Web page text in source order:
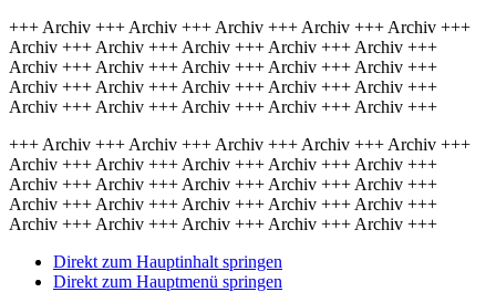
+++ Archiv +++ Archiv +++ Archiv +++ Archiv +++ Archiv +++
Archiv +++ Archiv +++ Archiv +++ Archiv +++ Archiv +++
Archiv +++ Archiv +++ Archiv +++ Archiv +++ Archiv +++
Archiv +++ Archiv +++ Archiv +++ Archiv +++ Archiv +++
Archiv +++ Archiv +++ Archiv +++ Archiv +++ Archiv +++
+++ Archiv +++ Archiv +++ Archiv +++ Archiv +++ Archiv +++
Archiv +++ Archiv +++ Archiv +++ Archiv +++ Archiv +++
Archiv +++ Archiv +++ Archiv +++ Archiv +++ Archiv +++
Archiv +++ Archiv +++ Archiv +++ Archiv +++ Archiv +++
Archiv +++ Archiv +++ Archiv +++ Archiv +++ Archiv +++
Direkt zum Hauptinhalt springen
Direkt zum Hauptmenü springen